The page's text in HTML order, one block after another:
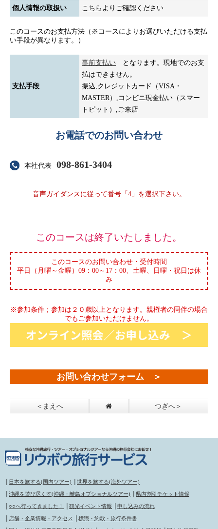
個人情報の取扱い こちら よりご確認ください
このコースのお支払方法（※コースによりお選びいただける支払
い手段が異なります。）
支払手段
事前支払い となります。現地でのお支
払はできません。
振込,クレジットカード（VISA・
MASTER）,コンビニ現金払い（スマー
トピット）,ご来店
お電話でのお問い合わせ
本社代表 098-861-3404
音声ガイダンスに従って番号「4」を選択下さい。
このコースは終了いたしました。
このコースのお問い合わせ・受付時間
平日（月曜～金曜）09：00～17：00、土曜、日曜・祝日は休
み
※参加条件；参加は２０歳以上となります。親権者の同伴の場合
でもご参加いただけません。
お問い合わせフォーム ＞
＜まえへ つぎへ＞
日本を旅する(国内ツアー) 世界を旅する(海外ツアー)
沖縄を遊び尽くす(沖縄・離島オプショナルツアー) 県内割引チケット情報
○○へ行ってきました！ 観光イベント情報 申し込みの流れ
店舗・企業情報・アクセス 標識・約款・旅行条件書